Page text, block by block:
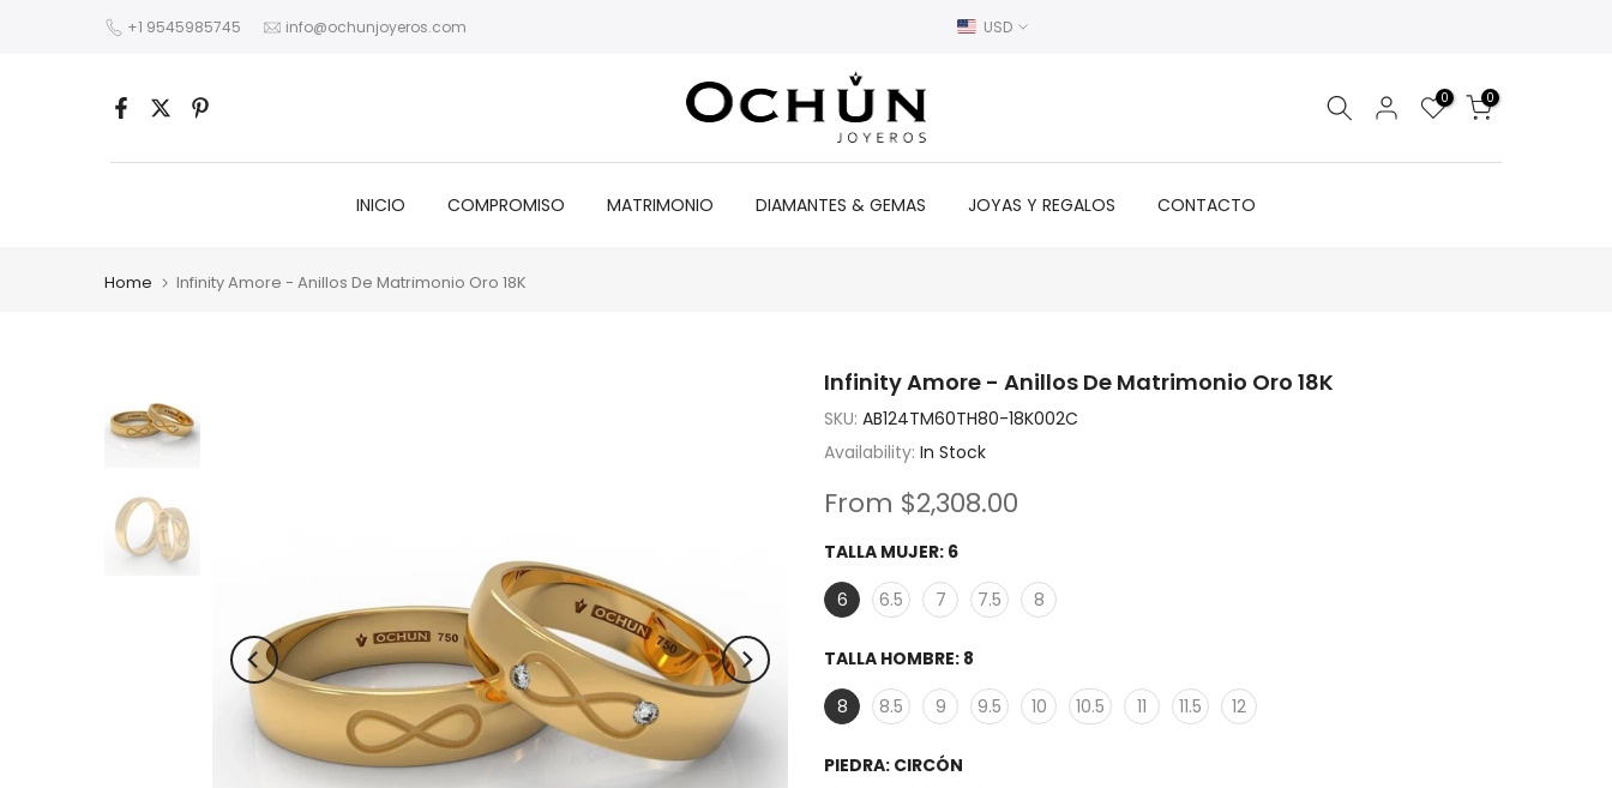
+1 9545985745 info@ochunjoyeros.com USD
0 0
INICIO COMPROMISO MATRIMONIO DIAMANTES & GEMAS JOYAS Y REGALOS CONTACTO
Home Infinity Amore - Anillos De Matrimonio Oro 18K
Infinity Amore - Anillos De Matrimonio Oro 18K
SKU: AB124TM60TH80-18K002C
Availability: In Stock
From $2,308.00
TALLA MUJER: 6
6
6.5 7 7.5 8
TALLA HOMBRE: 8
8
8.5 9 9.5 10 10.5 11 11.5 12
PIEDRA: CIRCÓN